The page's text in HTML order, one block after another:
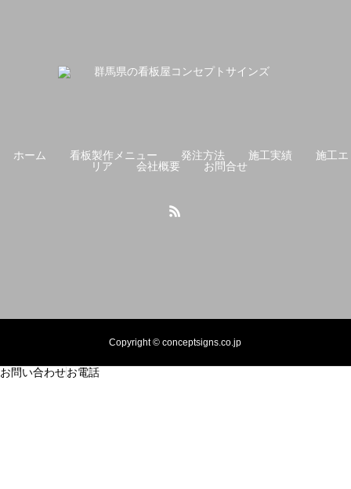
ホーム 看板製作メニュー 発注方法 施工実績
施工エ
リア
会社概要 お問合せ
Copyright © conceptsigns.co.jp
お問い合わせお電話